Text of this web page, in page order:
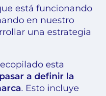
está funcionando
en nuestro
una estrategia
esta
a definir la
. Esto incluye